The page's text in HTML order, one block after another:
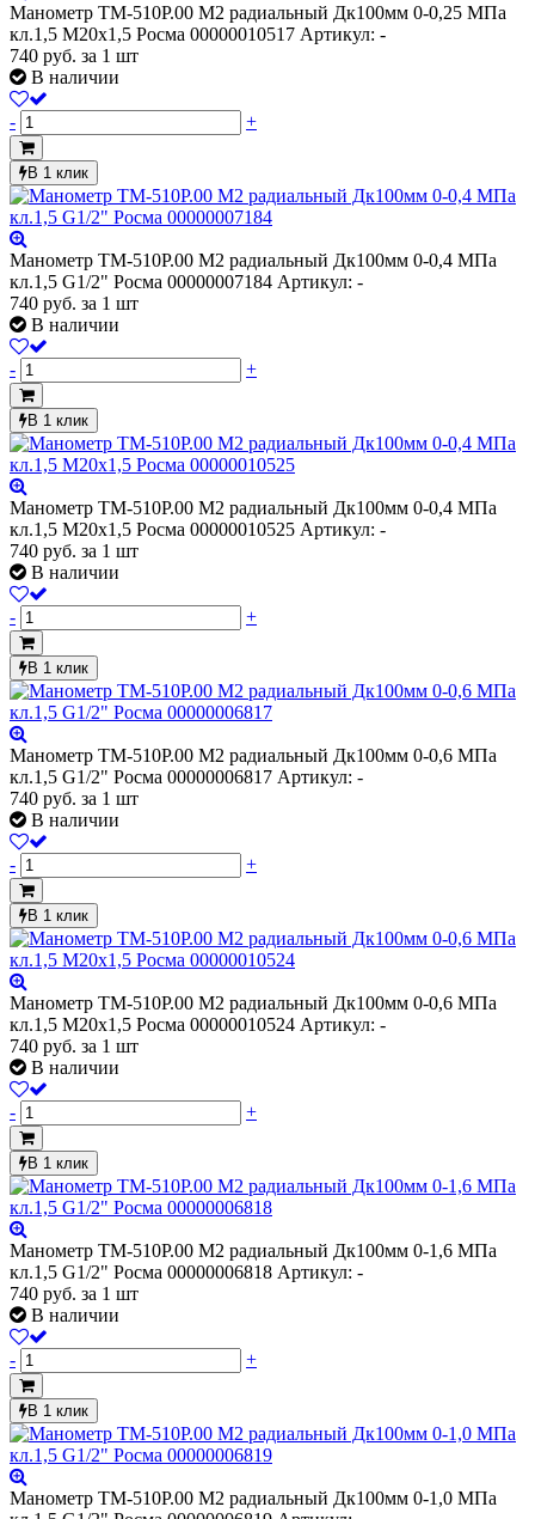
Манометр ТМ-510Р.00 М2 радиальный Дк100мм 0-0,25 МПа
кл.1,5 М20х1,5 Росма 00000010517 Артикул: -
740 руб. за 1 шт
В наличии
- +
В 1 клик
Манометр ТМ-510Р.00 М2 радиальный Дк100мм 0-0,4 МПа
кл.1,5 G1/2" Росма 00000007184 Артикул: -
740 руб. за 1 шт
В наличии
- +
В 1 клик
Манометр ТМ-510Р.00 М2 радиальный Дк100мм 0-0,4 МПа
кл.1,5 М20х1,5 Росма 00000010525 Артикул: -
740 руб. за 1 шт
В наличии
- +
В 1 клик
Манометр ТМ-510Р.00 М2 радиальный Дк100мм 0-0,6 МПа
кл.1,5 G1/2" Росма 00000006817 Артикул: -
740 руб. за 1 шт
В наличии
- +
В 1 клик
Манометр ТМ-510Р.00 М2 радиальный Дк100мм 0-0,6 МПа
кл.1,5 М20х1,5 Росма 00000010524 Артикул: -
740 руб. за 1 шт
В наличии
- +
В 1 клик
Манометр ТМ-510Р.00 М2 радиальный Дк100мм 0-1,6 МПа
кл.1,5 G1/2" Росма 00000006818 Артикул: -
740 руб. за 1 шт
В наличии
- +
В 1 клик
Манометр ТМ-510Р.00 М2 радиальный Дк100мм 0-1,0 МПа